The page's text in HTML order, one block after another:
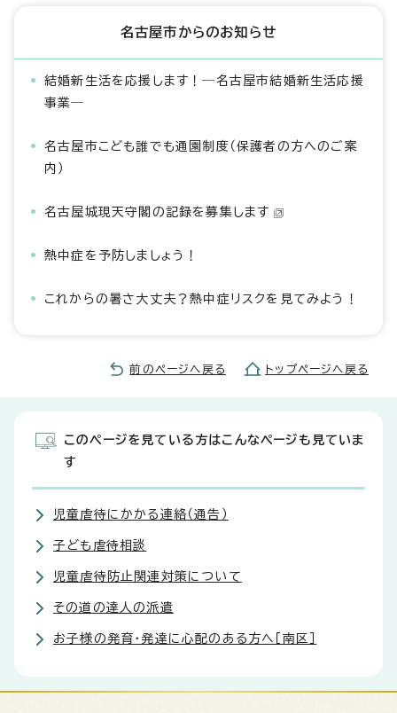
名古屋市からのお知らせ
結婚新生活を応援します！―名古屋市結婚新生活応援
事業―
名古屋市こども誰でも通園制度（保護者の方へのご案
内）
名古屋城現天守閣の記録を募集します
熱中症を予防しましょう！
これからの暑さ大丈夫？熱中症リスクを見てみよう！
前のページへ戻る トップページへ戻る
このページを見ている方はこんなページも見ていま
す
児童虐待にかかる連絡（通告）
子ども虐待相談
児童虐待防止関連対策について
その道の達人の派遣
お子様の発育・発達に心配のある方へ［南区］